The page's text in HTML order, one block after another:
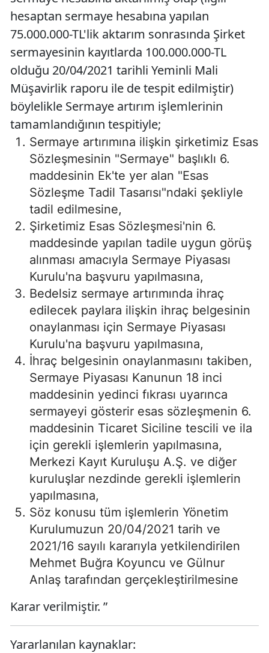
hesaptan sermaye hesabına yapılan
75.000.000-TL'lik aktarım sonrasında Şirket
sermayesinin kayıtlarda 100.000.000-TL
olduğu 20/04/2021 tarihli Yeminli Mali
Müşavirlik raporu ile de tespit edilmiştir)
böylelikle Sermaye artırım işlemlerinin
tamamlandığının tespitiyle;
Sermaye artırımına ilişkin şirketimiz Esas
Sözleşmesinin "Sermaye" başlıklı 6.
maddesinin Ek'te yer alan "Esas
Sözleşme Tadil Tasarısı"ndaki şekliyle
tadil edilmesine,
Şirketimiz Esas Sözleşmesi'nin 6.
maddesinde yapılan tadile uygun görüş
alınması amacıyla Sermaye Piyasası
Kurulu'na başvuru yapılmasına,
Bedelsiz sermaye artırımında ihraç
edilecek paylara ilişkin ihraç belgesinin
onaylanması için Sermaye Piyasası
Kurulu'na başvuru yapılmasına,
İhraç belgesinin onaylanmasını takiben,
Sermaye Piyasası Kanunun 18 inci
maddesinin yedinci fıkrası uyarınca
sermayeyi gösterir esas sözleşmenin 6.
maddesinin Ticaret Siciline tescili ve ila
için gerekli işlemlerin yapılmasına,
Merkezi Kayıt Kuruluşu A.Ş. ve diğer
kuruluşlar nezdinde gerekli işlemlerin
yapılmasına,
Söz konusu tüm işlemlerin Yönetim
Kurulumuzun 20/04/2021 tarih ve
2021/16 sayılı kararıyla yetkilendirilen
Mehmet Buğra Koyuncu ve Gülnur
Anlaş tarafından gerçekleştirilmesine
Karar verilmiştir. ”
Yararlanılan kaynaklar: